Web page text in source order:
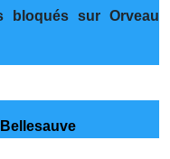
bloqués sur Orveau